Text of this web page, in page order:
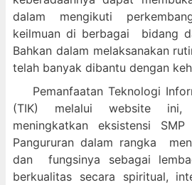
dalam mengikuti
keilmuan di berbagai bidang
Bahkan dalam melaksanakan
telah banyak dibantu dengan
Pemanfaatan Teknologi
(TIK) melalui website ini,
meningkatkan eksistensi
Pangururan dalam rangka
dan fungsinya sebagai
berkualitas secara spiritual,